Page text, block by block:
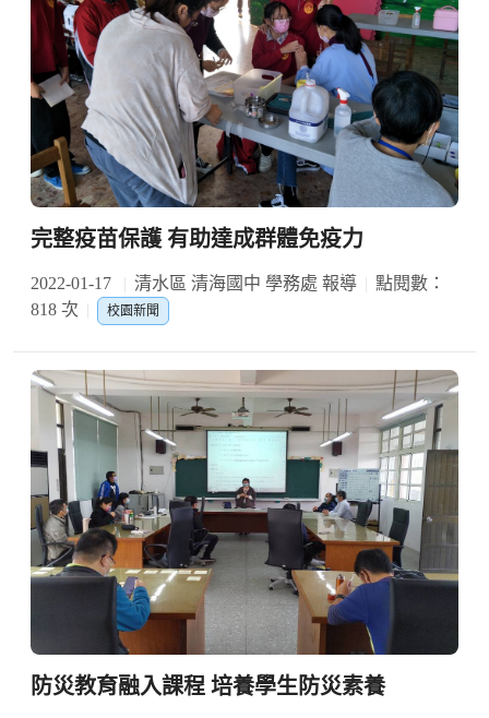
完整疫苗保護 有助達成群體免疫力
2022-01-17 清水區 清海國中 學務處 報導
點閱數：
818 次
校園新聞
防災教育融入課程 培養學生防災素養